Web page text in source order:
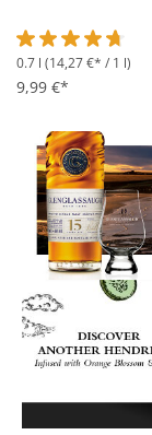
Durchschnittliche
0.7 l (14,27 €* / 1 l)
9,99 €*